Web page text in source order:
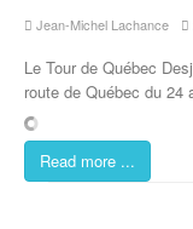
Jean-Michel Lachance
Le Tour de Québec
route de Québec du 24
Read more ...